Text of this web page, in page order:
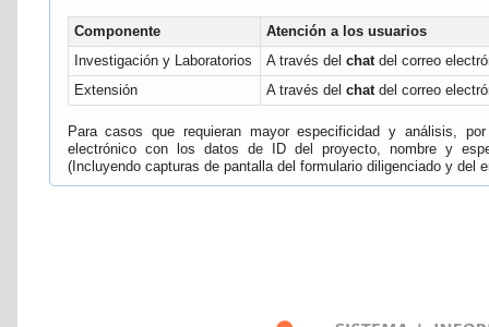
Componente
Atención a los usuarios
Investigación y Laboratorios
A través del chatdel correo
Extensión
A través del chatdel correo
Para casos que requieran mayor especificidad y análisis,
electrónico con los datos de ID del proyecto, nombre y
(Incluyendo capturas de pantalla del formulario diligenciado y del